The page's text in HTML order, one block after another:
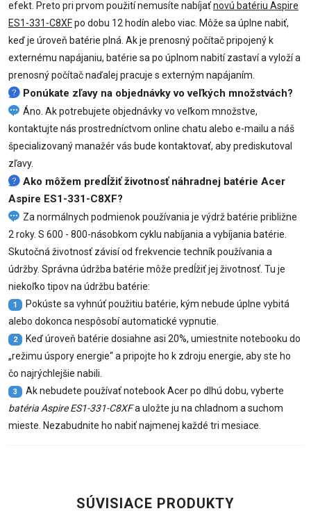
efekt. Preto pri prvom použití nemusíte nabíjaťnovú batériu Aspire
ES1-331-C8XFpo dobu 12 hodín alebo viac. Môže sa úplne nabiť,
keď je úroveň batérie plná. Ak je prenosný počítač pripojený k
externému napájaniu, batérie sa po úplnom nabití zastaví a vyloží a
prenosný počítač naďalej pracuje s externým napájaním.
Ponúkate zľavy na objednávky vo veľkých množstvách?
Áno. Ak potrebujete objednávky vo veľkom množstve,
kontaktujte nás prostredníctvom online chatu alebo e-mailu a náš
špecializovaný manažér vás bude kontaktovať, aby prediskutoval
zľavy.
Ako môžem predĺžiť životnosť náhradnej batérie Acer
Aspire ES1-331-C8XF?
Za normálnych podmienok používania je výdrž batérie približne
2 roky. S 600 - 800-násobkom cyklu nabíjania a vybíjania batérie.
Skutočná životnosť závisí od frekvencie techník používania a
údržby. Správna údržba batérie môže predĺžiť jej životnosť. Tu je
niekoľko tipov na údržbu batérie:
1
Pokúste sa vyhnúť použitiu batérie, kým nebude úplne vybitá
alebo dokonca nespôsobí automatické vypnutie.
2
Keď úroveň batérie dosiahne asi 20%, umiestnite notebooku do
„režimu úspory energie“ a pripojte ho k zdroju energie, aby ste ho
čo najrýchlejšie nabili.
3
Ak nebudete používať notebook Acer po dlhú dobu, vyberte
batéria Aspire ES1-331-C8XFa uložte ju na chladnom a suchom
mieste. Nezabudnite ho nabiť najmenej každé tri mesiace.
SÚVISIACE PRODUKTY